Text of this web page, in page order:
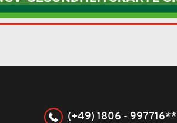
(+49) 1806 - 997716**